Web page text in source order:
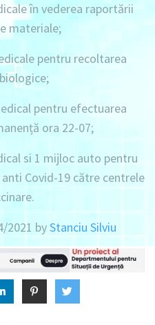
în vederea raportării
materiale;
pentru recoltarea
pentru efectuarea
ora 22-07;
si 1 mijloc auto pentru
Covid-19 către centrele
2021 byStanciu Silviu